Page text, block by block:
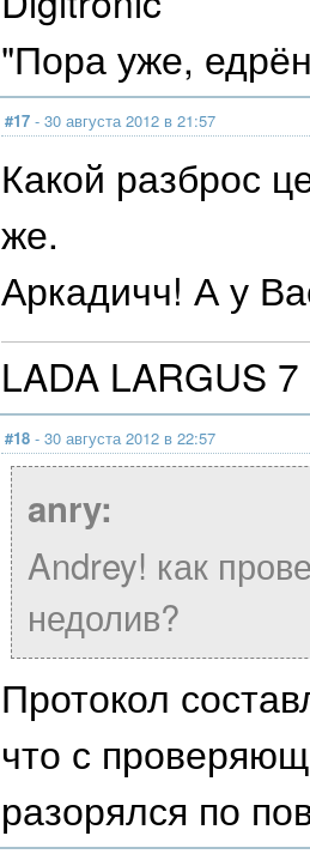
"Пора уже,
#17 - 30 августа 2012 в 21:57
Какой разброс
же.
Аркадичч! А у
LADA LARGUS
#18 - 30 августа 2012 в 22:57
anry:
Andrey! как
недолив?
Протокол
что с
разорялся по